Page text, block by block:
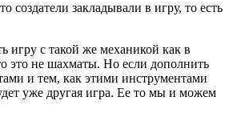
создатели закладывали в игру, то есть
игру с такой же механикой как в
это не шахматы. Но если дополнить
и тем, как этими инструментами
уже другая игра. Ее то мы и можем